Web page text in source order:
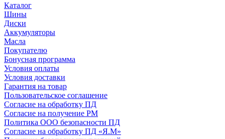
Каталог
Шины
Диски
Аккумуляторы
Масла
Покупателю
Бонусная программа
Условия оплаты
Условия доставки
Гарантия на товар
Пользовательское соглашение
Согласие на обработку ПД
Согласие на получение РМ
Политика ООО безопасности ПД
Согласие на обработку ПД «Я.М»